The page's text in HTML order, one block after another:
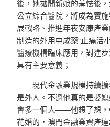
後，她拋開新娘的羞怯後
公立綜合醫院，將成為實
展戰略、推進年夜安康產
制造的外用中成藥“止痛活
醫療機構臨床應用，對進
具有主要意義；
現代金融業規模持續
是外人。不過他真的是娶
會多一個人——他想了想，
花婚的，澳門金融業資產達